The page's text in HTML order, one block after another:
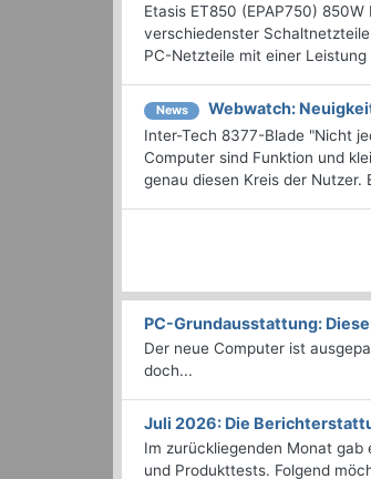
Etasis ET850 (EPAP750)
verschiedenster
PC-Netzteile mit einer Leistung
News Webwatch:
Inter-Tech 8377-Blade "Nicht
Computer sind Funktion und
genau diesen Kreis der Nutzer.
PC-Grundausstattung:
Der neue Computer ist
doch...
Juli 2026: Die
Im zurückliegenden Monat
und Produkttests. Folgend